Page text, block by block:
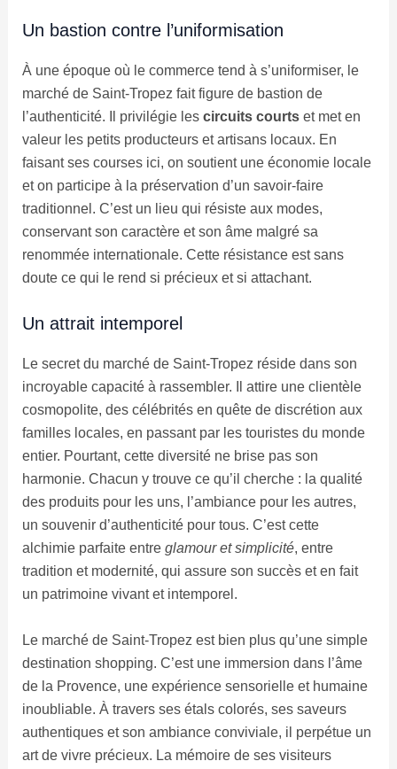
Un bastion contre l’uniformisation
À une époque où le commerce tend à s’uniformiser, le
marché de Saint-Tropez fait figure de bastion de
l’authenticité. Il privilégie les circuits courtset met en
valeur les petits producteurs et artisans locaux. En
faisant ses courses ici, on soutient une économie locale
et on participe à la préservation d’un savoir-faire
traditionnel. C’est un lieu qui résiste aux modes,
conservant son caractère et son âme malgré sa
renommée internationale. Cette résistance est sans
doute ce qui le rend si précieux et si attachant.
Un attrait intemporel
Le secret du marché de Saint-Tropez réside dans son
incroyable capacité à rassembler. Il attire une clientèle
cosmopolite, des célébrités en quête de discrétion aux
familles locales, en passant par les touristes du monde
entier. Pourtant, cette diversité ne brise pas son
harmonie. Chacun y trouve ce qu’il cherche : la qualité
des produits pour les uns, l’ambiance pour les autres,
un souvenir d’authenticité pour tous. C’est cette
alchimie parfaite entre glamour et simplicité, entre
tradition et modernité, qui assure son succès et en fait
un patrimoine vivant et intemporel.
Le marché de Saint-Tropez est bien plus qu’une simple
destination shopping. C’est une immersion dans l’âme
de la Provence, une expérience sensorielle et humaine
inoubliable. À travers ses étals colorés, ses saveurs
authentiques et son ambiance conviviale, il perpétue un
art de vivre précieux. La mémoire de ses visiteurs